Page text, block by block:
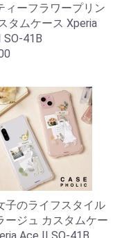
ィーフラワープリン
タムケース Xperia
SO-41B
子のライフスタイル
ージュ カスタムケー
Ace II SO-41B